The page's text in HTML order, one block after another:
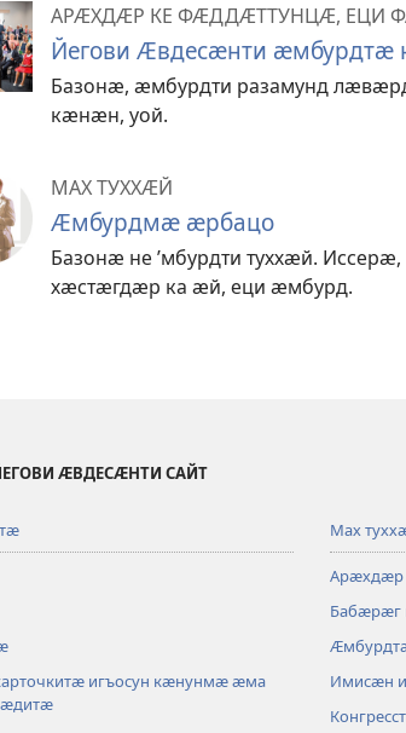
АРӔХДӔР КЕ ФӔДДӔТТУНЦӔ, ЕЦИ
Йегови Ӕвдесӕнти ӕмбурдтӕ
Базонӕ, ӕмбурдти разамунд
кӕнӕн, уой.
МАХ ТУХХӔЙ
Ӕмбурдмӕ ӕрбацо
Базонӕ не ’мбурдти туххӕй.
хӕстӕгдӕр ка ӕй, еци ӕмбурд.
ӔВДЕСӔНТИ САЙТ
игъосун кӕнунмӕ ӕма
Мах
Арӕхдӕр
Бабӕрӕг
Имисӕн